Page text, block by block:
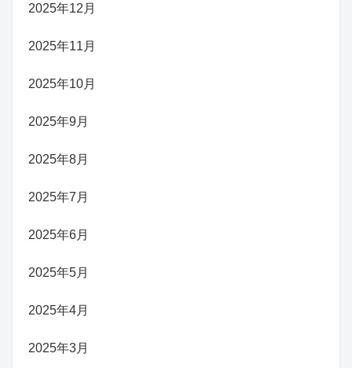
2025年12月
2025年11月
2025年10月
2025年9月
2025年8月
2025年7月
2025年6月
2025年5月
2025年4月
2025年3月